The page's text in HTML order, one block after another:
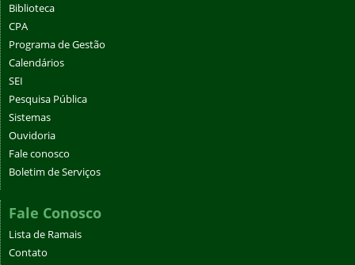
Biblioteca
CPA
Programa de Gestão
Calendários
SEI
Pesquisa Pública
Sistemas
Ouvidoria
Fale conosco
Boletim de Serviços
Fale Conosco
Lista de Ramais
Contato